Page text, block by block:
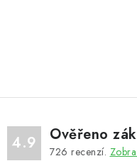
4.9 Ověřeno
726 recenzí.